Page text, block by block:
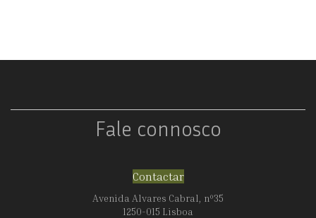
Fale connosco
Contactar
Avenida Alvares Cabral, nº35
1250-015 Lisboa